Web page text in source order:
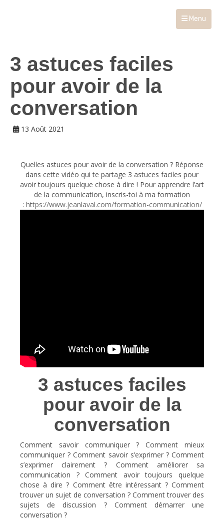
Menu
3 astuces faciles
pour avoir de la
conversation
13 Août 2021
Quelles astuces pour avoir de la conversation ? Réponse
dans cette vidéo qui te partage 3 astuces faciles pour
avoir toujours quelque chose à dire ! Pour apprendre l’art
de la communication, inscris-toi à ma formation
: https://www.jeanlaval.com/formation-communication/
3 astuces faciles
pour avoir de la
conversation
Comment savoir communiquer ? Comment mieux
communiquer ? Comment savoir s’exprimer ? Comment
s’exprimer clairement ? Comment améliorer sa
communication ? Comment avoir toujours quelque
chose à dire ? Comment être intéressant ? Comment
trouver un sujet de conversation ? Comment trouver des
sujets de discussion ? Comment démarrer une
conversation ?